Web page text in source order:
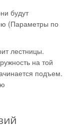
будут
(Параметры по
лестницы.
на той
подъем.